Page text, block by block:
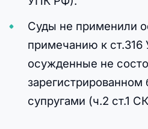
Суды не применили
примечанию к ст.316
осужденные не
зарегистрированном
супругами (ч.2 ст.1